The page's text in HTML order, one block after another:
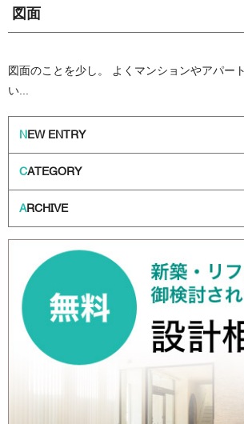
図面
図面のことを少し。 よくマンションやアパー
い...
NEW ENTRY
CATEGORY
ARCHIVE